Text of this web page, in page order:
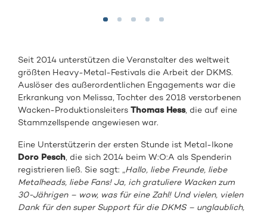
Seit 2014 unterstützen die Veranstalter des weltweit
größten Heavy-Metal-Festivals die Arbeit der DKMS.
Auslöser des außerordentlichen Engagements war die
Erkrankung von Melissa, Tochter des 2018 verstorbenen
Wacken-ProduktionsleitersThomas Hess, die auf eine
Stammzellspende angewiesen war.
Eine Unterstützerin der ersten Stunde ist Metal-Ikone
Doro Pesch, die sich 2014 beim W:O:A als Spenderin
registrieren ließ. Sie sagt: „Hallo, liebe Freunde, liebe
Metalheads, liebe Fans! Ja, ich gratuliere Wacken zum
30-Jährigen – wow, was für eine Zahl! Und vielen, vielen
Dank für den super Support für die DKMS – unglaublich,